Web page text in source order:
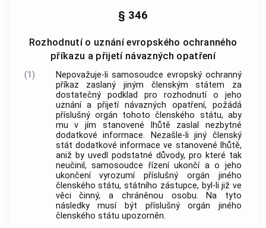
§ 346
Rozhodnutí o uznání evropského ochranného
příkazu a přijetí návazných opatření
(1)
Nepovažuje-li samosoudce evropský ochranný
příkaz zaslaný jiným členským státem za
dostatečný podklad pro rozhodnutí o jeho
uznání a přijetí návazných opatření, požádá
příslušný orgán tohoto členského státu, aby
mu v jím stanovené lhůtě zaslal nezbytné
dodatkové informace. Nezašle-li jiný členský
stát dodatkové informace ve stanovené lhůtě,
aniž by uvedl podstatné důvody, pro které tak
neučinil, samosoudce řízení ukončí a o jeho
ukončení vyrozumí příslušný orgán jiného
členského státu, státního zástupce, byl-li již ve
věci činný, a chráněnou osobu. Na tyto
následky musí být příslušný orgán jiného
členského státu upozorněn.